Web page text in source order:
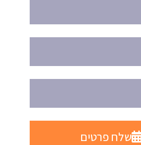
שלח פרטים